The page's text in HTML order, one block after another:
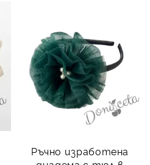
Ръчно изработена